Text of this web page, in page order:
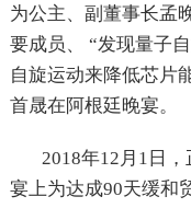
为公主、副董事长孟
要成员、 “发现量子
自旋运动来降低芯片
首晟在阿根廷晚宴。
2018年12月1日
宴上为达成90天缓和